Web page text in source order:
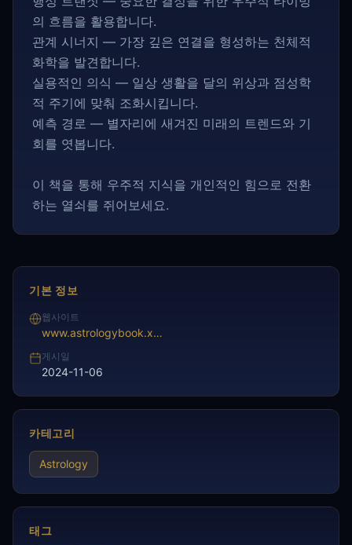
의 흐름을 활용합니다.
관계 시너지 — 가장 깊은 연결을 형성하는 천체적
화학을 발견합니다.
실용적인 의식 — 일상 생활을 달의 위상과 점성학
적 주기에 맞춰 조화시킵니다.
예측 경로 — 별자리에 새겨진 미래의 트렌드와 기
회를 엿봅니다.
이 책을 통해 우주적 지식을 개인적인 힘으로 전환
하는 열쇠를 쥐어보세요.
기본 정보
웹사이트
www.astrologybook.xyz/
게시일
2024-11-06
카테고리
Astrology
태그